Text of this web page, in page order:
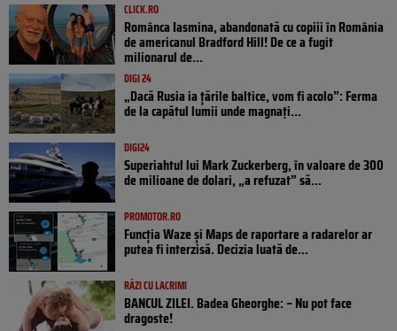
CLICK.RO
Românca Iasmina, abandonată cu copiii în România
de americanul Bradford Hill! De ce a fugit
milionarul de...
DIGI 24
„Dacă Rusia ia țările baltice, vom fi acolo”: Ferma
de la capătul lumii unde magnați...
DIGI24
Superiahtul lui Mark Zuckerberg, în valoare de 300
de milioane de dolari, „a refuzat” să...
PROMOTOR.RO
Funcția Waze și Maps de raportare a radarelor ar
putea fi interzisă. Decizia luată de...
RÂZI CU LACRIMI
BANCUL ZILEI. Badea Gheorghe: – Nu pot face
dragoste!